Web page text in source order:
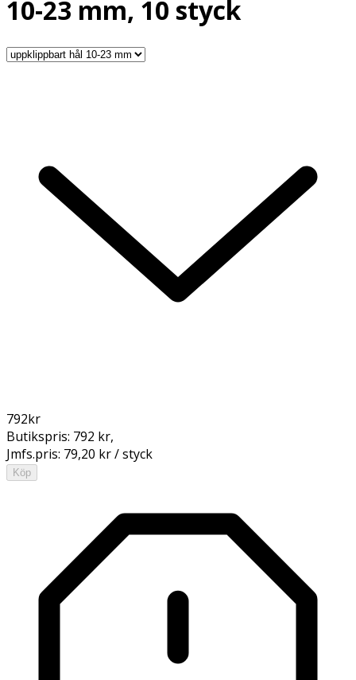
10-23 mm, 10 styck
792kr
Butikspris: 792 kr,
Jmfs.pris: 79,20 kr / styck
Köp